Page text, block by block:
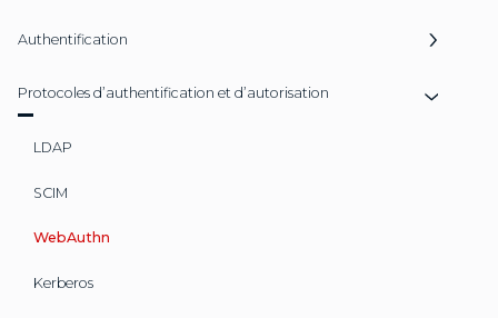
Authentification
Protocoles d’authentification et d’autorisation
LDAP
SCIM
WebAuthn
Kerberos